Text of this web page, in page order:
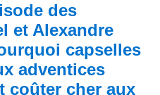
des
et Alexandre
capselles
adventices
coûter cher aux